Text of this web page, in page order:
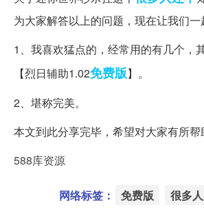
为大家解答以上的问题，现在让我们一
1、我喜欢猛点的，经常用的有几个，
【烈日辅助1.02免费版】。
2、堪称完美。
本文到此分享完毕，希望对大家有所帮
588库资源
网络标签： 免费版 很多人